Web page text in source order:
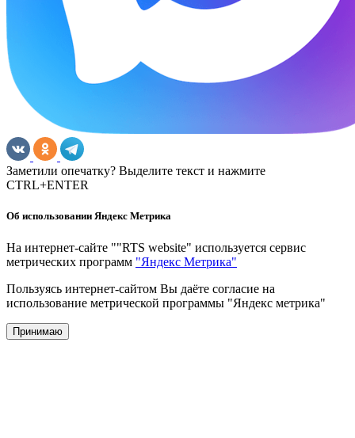
Заметили опечатку? Выделите текст и нажмите
CTRL+ENTER
Об использовании Яндекс Метрика
На интернет-сайте ""RTS website" используется сервис
метрических программ "Яндекс Метрика"
Пользуясь интернет-сайтом Вы даёте согласие на
использование метрической программы "Яндекс метрика"
Принимаю